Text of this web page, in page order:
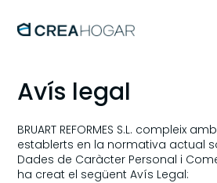
Avís legal
BRUART REFORMES S.L. compleix
establerts en la normativa actual
Dades de Caràcter Personal i
ha creat el següent Avís Legal: